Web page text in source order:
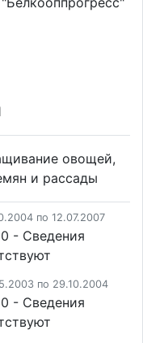
овощей,
и рассады
по 12.07.2007
- Cведения
по 29.10.2004
- Cведения